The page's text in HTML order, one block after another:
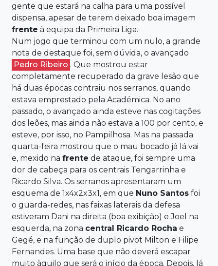
gente que estará na calha para uma possível
dispensa, apesar de terem deixado boa imagem
frente à equipa da Primeira Liga.
Num jogo que terminou com um nulo, a grande
nota de destaque foi, sem dúvida, o avançado
Pedro Ribeiro . Que mostrou estar
completamente recuperado da grave lesão que
há duas épocas contraiu nos serranos, quando
estava emprestado pela Académica. No ano
passado, o avançado ainda esteve nas cogitações
dos leões, mas ainda não estava a 100 por cento, e
esteve, por isso, no Pampilhosa. Mas na passada
quarta-feira mostrou que o mau bocado já lá vai
e, mexido na frente de ataque, foi sempre uma
dor de cabeça para os centrais Tengarrinha e
Ricardo Silva. Os serranos apresentaram um
esquema de 1x4x2x3x1, em que Nuno Santos foi
o guarda-redes, nas faixas laterais da defesa
estiveram Dani na direita (boa exibição) e Joel na
esquerda, na zona central Ricardo Rocha e
Gegé, e na função de duplo pivot Milton e Filipe
Fernandes. Uma base que não deverá escapar
muito àquilo que será o início da época. Depois, lá